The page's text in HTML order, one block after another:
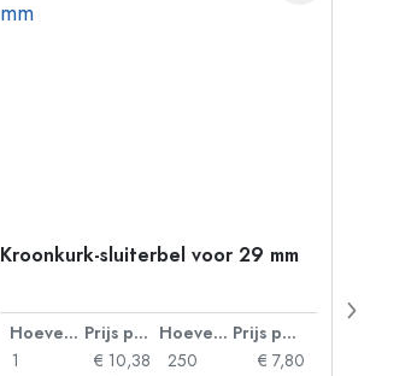
Kroonkurk-sluiterbel voor 29 mm
Hoeveelheid Prijs per eenheid Hoeveelheid
Prijs per eenheid
1
€ 10,38
250
€ 7,80